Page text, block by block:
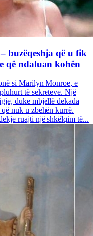
buzëqeshja që u fik
që ndaluan kohën
si Marilyn Monroe, e
të sekreteve. Një
duke mbjellë dekada
nuk u zbehën kurrë.
ruajti një shkëlqim të...